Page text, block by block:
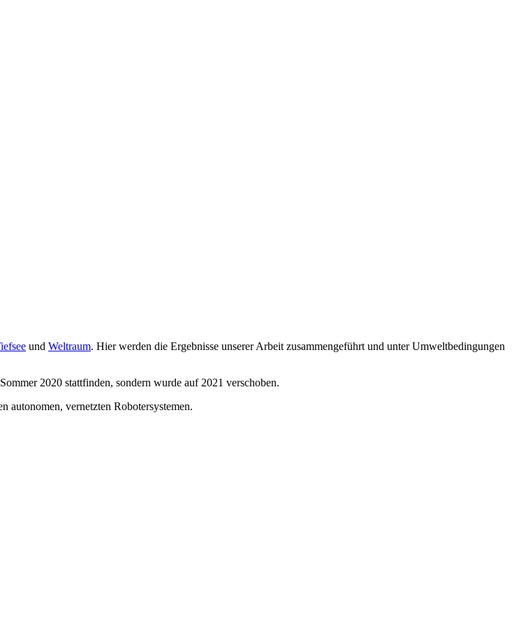
und Weltraum. Hier werden die Ergebnisse unserer Arbeit zusammengeführt und unter Umweltbedingungen
2020 stattfinden, sondern wurde auf 2021 verschoben.
autonomen, vernetzten Robotersystemen.